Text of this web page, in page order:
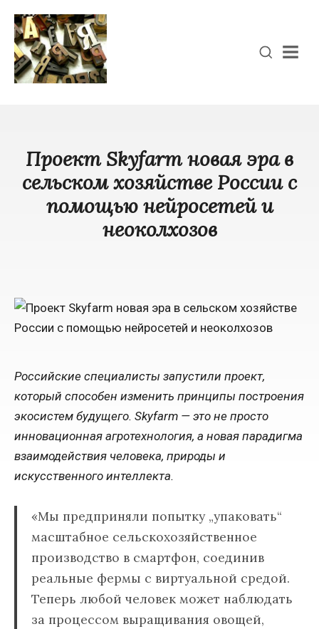
Проект Skyfarm новая эра в
сельском хозяйстве России с
помощью нейросетей и
неоколхозов
Российские специалисты запустили проект,
который способен изменить принципы построения
экосистем будущего. Skyfarm — это не просто
инновационная агротехнология, а новая парадигма
взаимодействия человека, природы и
искусственного интеллекта.
«Мы предприняли попытку „упаковать“
масштабное сельскохозяйственное
производство в смартфон, соединив
реальные фермы с виртуальной средой.
Теперь любой человек может наблюдать
за процессом выращивания овощей,